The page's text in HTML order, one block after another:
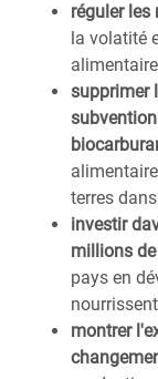
réguler les
la volatité
supprimer
terres
investir
millions
pays en
montrer